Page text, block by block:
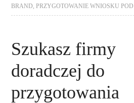
BRAND ,PRZYGOTOWANIE WNIOSKU
Szukasz firmy
doradczej do
przygotowania